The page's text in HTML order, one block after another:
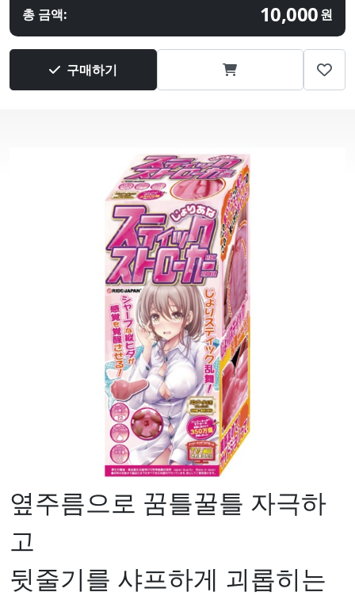
총 금액: 10,000원
구매하기
옆주름으로 꿈틀꿀틀 자극하
고
뒷줄기를 샤프하게 괴롭히는